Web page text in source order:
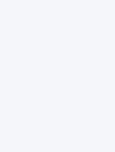
Мне очень
интересного о
душистые скрабы и
здорово провести